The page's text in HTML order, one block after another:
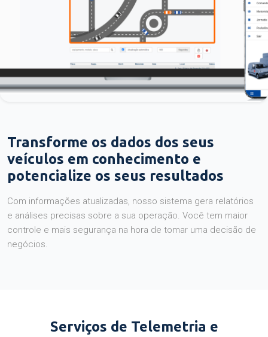
Transforme os dados dos seus
veículos em conhecimento e
potencialize os seus resultados
Com informações atualizadas, nosso sistema gera relatórios
e análises precisas sobre a sua operação. Você tem maior
controle e mais segurança na hora de tomar uma decisão de
negócios.
Serviços de Telemetria e